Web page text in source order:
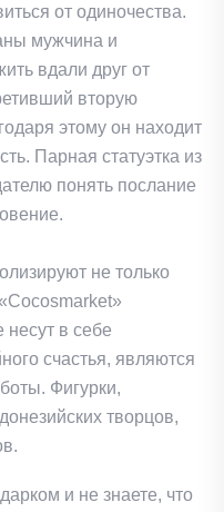
от одиночества.
мужчина и
вдали друг от
вторую
этому он находит
Парная статуэтка из
понять послание
не только
в себе
счастья, являются
Фигурки,
творцов,
и не знаете, что